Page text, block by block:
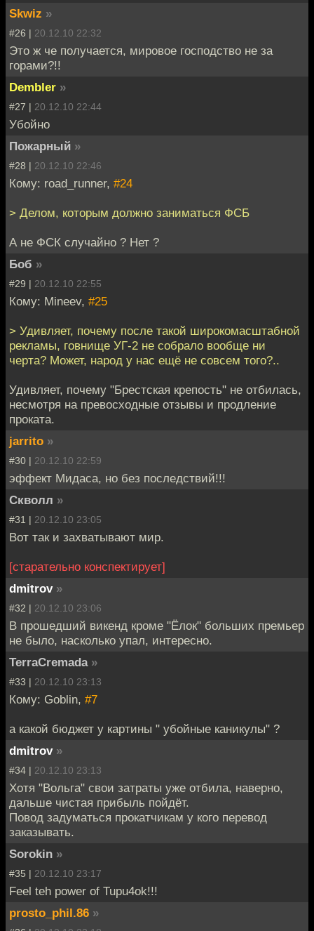
Skwiz »
#26 | 20.12.10 22:32
Это ж че получается, мировое господство не за
горами?!!
Dembler »
#27 | 20.12.10 22:44
Убойно
Пожарный »
#28 | 20.12.10 22:46
Кому: road_runner, #24
> Делом, которым должно заниматься ФСБ
А не ФСК случайно ? Нет ?
Боб »
#29 | 20.12.10 22:55
Кому: Mineev, #25
> Удивляет, почему после такой широкомасштабной
рекламы, говнище УГ-2 не собрало вообще ни
черта? Может, народ у нас ещё не совсем того?..
Удивляет, почему "Брестская крепость" не отбилась,
несмотря на превосходные отзывы и продление
проката.
jarrito »
#30 | 20.12.10 22:59
эффект Мидаса, но без последствий!!!
Скволл »
#31 | 20.12.10 23:05
Вот так и захватывают мир.
[старательно конспектирует]
dmitrov »
#32 | 20.12.10 23:06
В прошедший викенд кроме "Ёлок" больших премьер
не было, насколько упал, интересно.
TerraCremada »
#33 | 20.12.10 23:13
Кому: Goblin, #7
а какой бюджет у картины " убойные каникулы" ?
dmitrov »
#34 | 20.12.10 23:13
Хотя "Вольга" свои затраты уже отбила, наверно,
дальше чистая прибыль пойдёт.
Повод задуматься прокатчикам у кого перевод
заказывать.
Sorokin »
#35 | 20.12.10 23:17
Feel teh power of Tupu4ok!!!
prosto_phil.86 »